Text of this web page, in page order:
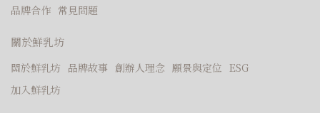
品牌合作 常見問題
關於鮮乳坊
關於鮮乳坊 品牌故事 創辦人理念 願景與定位 ESG
加入鮮乳坊